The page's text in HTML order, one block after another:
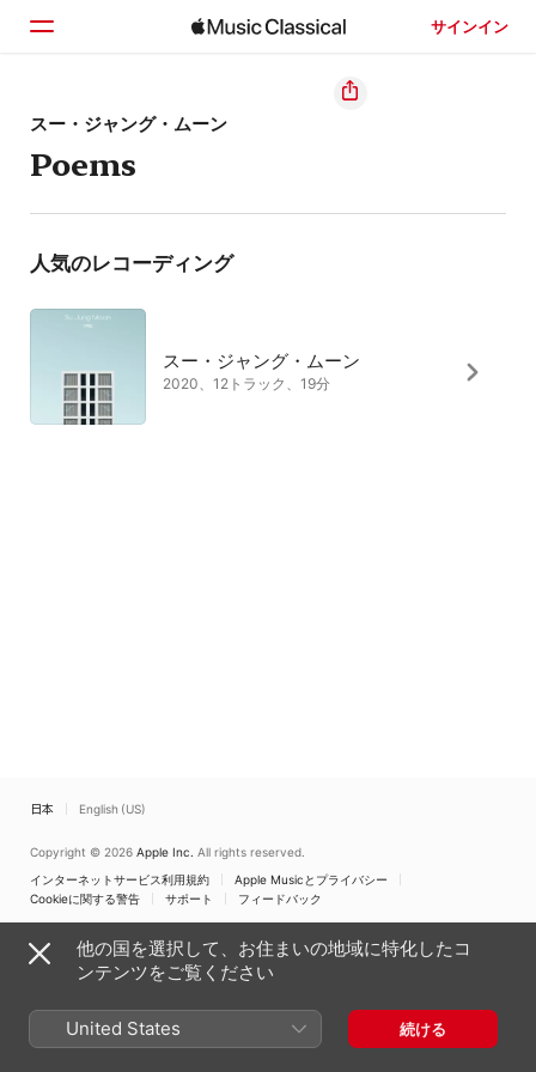
サインイン
ホーム
見つける
検索
スー・ジャング・ムーン
Poems
人気のレコーディング
スー・ジャング・ムーン
2020、12トラック、19分
日本 English (US)
Copyright © 2026 Apple Inc. All rights reserved.
インターネットサービス利用規約
Apple Musicとプライバシー
Cookieに関する警告
サポート フィードバック
他の国を選択して、お住まいの地域に特化したコ
ンテンツをご覧ください
United States 続ける